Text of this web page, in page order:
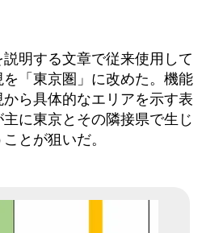
明する文章で従来使用して
「東京圏」に改めた。機能
ら具体的なエリアを示す表
に東京とその隣接県で生じ
とが狙いだ。